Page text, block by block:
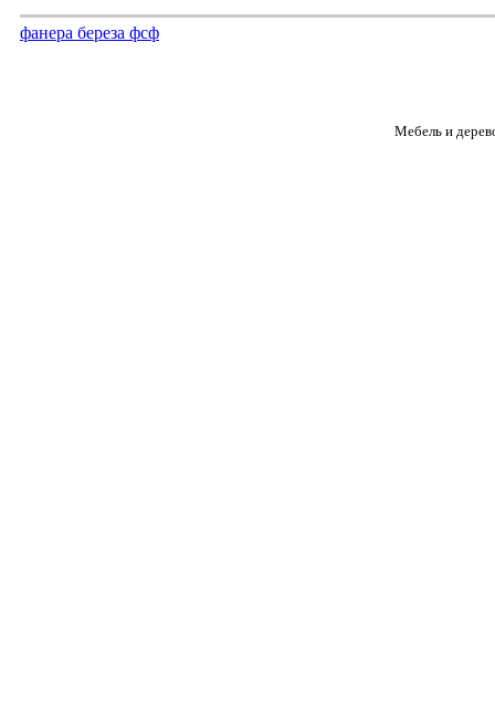
фанера береза фсф
Мебель и